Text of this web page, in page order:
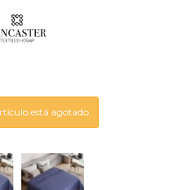
está agotado.